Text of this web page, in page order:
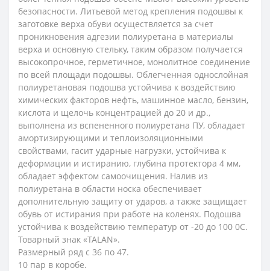
безопасности. Литьевой метод крепления подошвы к
заготовке верха обуви осуществляется за счет
проникновения адгезии полиуретана в материалы
верха и основную стельку, таким образом получается
высокопрочное, герметичное, монолитное соединение
по всей площади подошвы. Облегченная однослойная
полиуретановая подошва устойчива к воздействию
химических факторов нефть, машинное масло, бензин,
кислота и щелочь концентрацией до 20 и др.,
выполнена из вспененного полиуретана ПУ, обладает
амортизирующими и теплоизоляционными
свойствами, гасит ударные нагрузки, устойчива к
деформации и истиранию, глубина протектора 4 мм,
обладает эффектом самоочищения. Налив из
полиуретана в области носка обеспечивает
дополнительную защиту от ударов, а также защищает
обувь от истирания при работе на коленях. Подошва
устойчива к воздействию температур от -20 до 100 0C.
Товарный знак «TALAN».
Размерный ряд с 36 по 47.
10 пар в коробе.